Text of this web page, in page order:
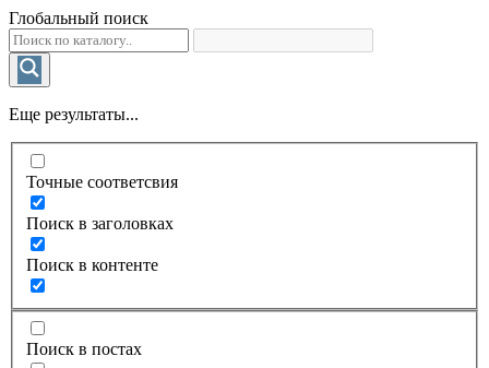
Глобальный поиск
Еще результаты...
Точные соответсвия
Поиск в заголовках
Поиск в контенте
Поиск в постах